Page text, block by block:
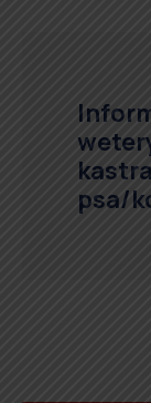
psa/